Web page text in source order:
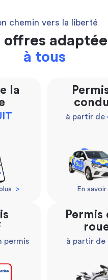
chemin vers la liberté
offres
à tous
la
>
à partir de
En savoir
permis
Permis
à partir de